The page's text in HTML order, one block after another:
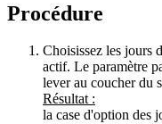
Procédure
Choisissez les jours
actif. Le paramètre
lever au coucher du
Résultat :
la case d'option des